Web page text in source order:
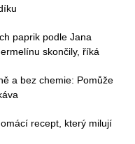
paprik podle Jana
skončily, říká
a bez chemie: Pomůže
recept, který milují